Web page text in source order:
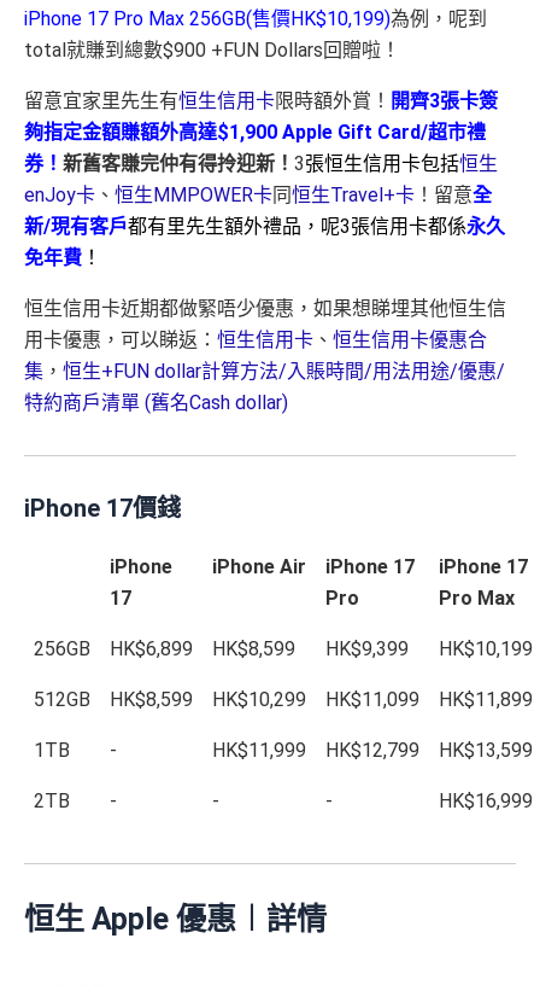
iPhone 17 Pro Max 256GB(售價HK$10,199)為例，呢到
total就賺到總數$900 +FUN Dollars回贈啦！
留意宜家里先生有恒生信用卡限時額外賞！ 開齊3張卡簽
夠指定金額賺額外高達$1,900 Apple Gift Card/超市禮
券！ 新舊客賺完仲有得拎迎新！ 3張恒生信用卡包括恒生
enJoy卡 、 恒生MMPOWER卡同恒生Travel+卡 ！留意全
新/現有客戶都有里先生額外禮品，呢3張信用卡都係永久
免年費 ！
恒生信用卡近期都做緊唔少優惠，如果想睇埋其他恒生信
用卡優惠，可以睇返： 恒生信用卡 、 恒生信用卡優惠合
集 ， 恒生+FUN dollar計算方法/入賬時間/用法用途/優惠/
特約商戶清單 (舊名Cash dollar)
iPhone 17價錢
iPhone
17
iPhone Air
iPhone 17
Pro
iPhone 17
Pro Max
256GB HK$6,899 HK$8,599 HK$9,399 HK$10,199
512GB HK$8,599 HK$10,299 HK$11,099 HK$11,899
1TB - HK$11,999 HK$12,799 HK$13,599
2TB - - - HK$16,999
恒生 Apple 優惠︱詳情